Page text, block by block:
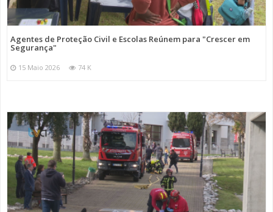
Agentes de Proteção Civil e Escolas Reúnem para "Crescer em
Segurança"
15 Maio 2026 74 K